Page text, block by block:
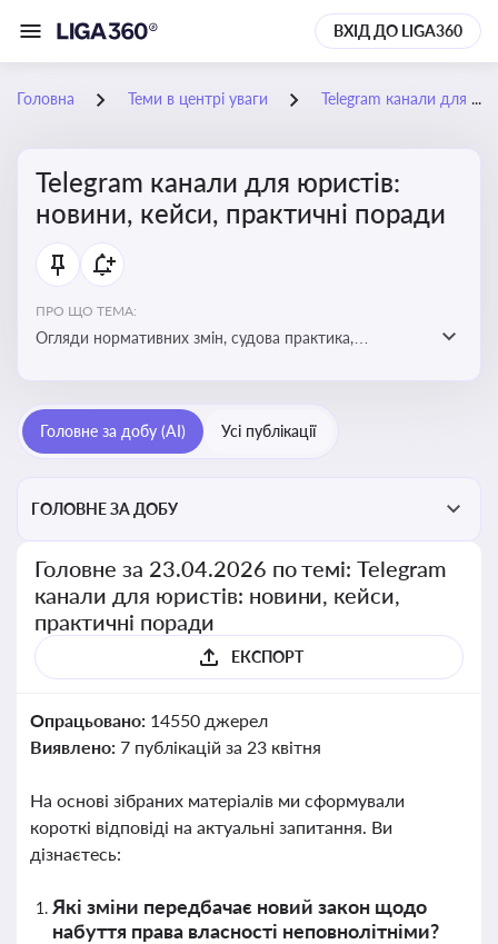
ВХІД ДО LIGA360
Головна Теми в центрі уваги Telegram канали для юристів: новини, кейси, практичні поради
Telegram канали для юристів:
новини, кейси, практичні поради
ПРО ЩО ТЕМА:
Огляди нормативних змін, судова практика,
каналах
Головне за добу (AI) Усі публікації
ГОЛОВНЕ ЗА ДОБУ
Головне за 23.04.2026 по темі: Telegram
канали для юристів: новини, кейси,
практичні поради
ЕКСПОРТ
Опрацьовано: 14550 джерел
Виявлено: 7 публікацій за 23 квітня
На основі зібраних матеріалів ми сформували
короткі відповіді на актуальні запитання. Ви
дізнаєтесь:
Які зміни передбачає новий закон щодо
набуття права власності неповнолітніми?